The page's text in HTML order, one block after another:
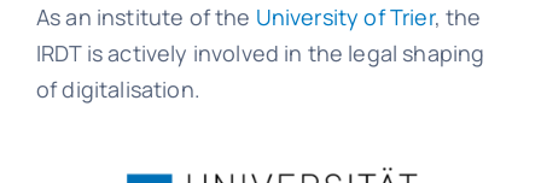
As an institute of the University of Trier, the
IRDT is actively involved in the legal shaping
of digitalisation.